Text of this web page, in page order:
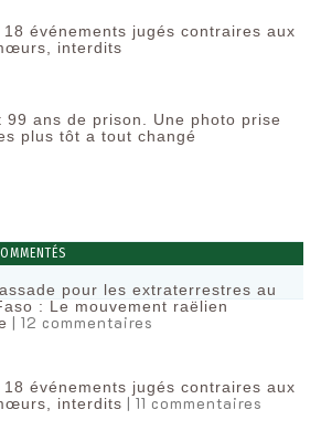
18 événements jugés contraires aux
interdits
99 ans de prison. Une photo prise
plus tôt a tout changé
pour les extraterrestres au
: Le mouvement raëlien
| 12 commentaires
18 événements jugés contraires aux
interdits | 11 commentaires